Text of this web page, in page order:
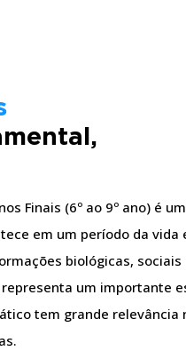
Finais (6º ao 9º ano) é
em um período da vida
biológicas, sociais
um importante
tem grande relevância